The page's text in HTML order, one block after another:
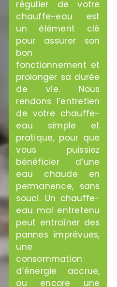
régulier de votre
chauffe-eau est
un élément clé
pour assurer son
bon
fonctionnement et
prolonger sa durée
de vie. Nous
rendons l’entretien
de votre chauffe-
eau simple et
pratique, pour que
vous puissiez
bénéficier d’une
eau chaude en
permanence, sans
souci. Un chauffe-
eau mal entretenu
peut entraîner des
pannes imprévues,
une
consommation
d’énergie accrue,
ou encore une